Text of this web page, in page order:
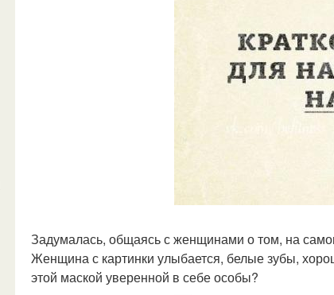
Задумалась, общаясь с женщинами о том, на
Женщина с картинки улыбается, белые зубы,
этой маской уверенной в себе особы?